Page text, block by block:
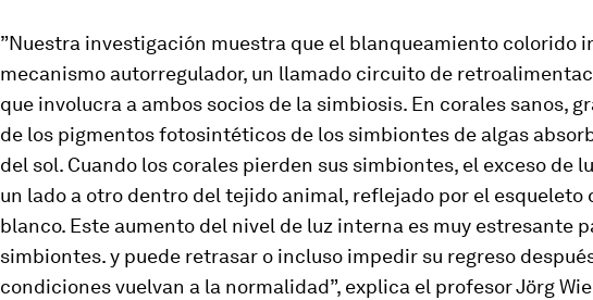
”Nuestra investigación muestra que el blanqueamiento colorido
mecanismo autorregulador, un llamado circuito de
que involucra a ambos socios de la simbiosis. En corales sanos,
de los pigmentos fotosintéticos de los simbiontes de algas
del sol. Cuando los corales pierden sus simbiontes, el exceso de
un lado a otro dentro del tejido animal, reflejado por el esqueleto
blanco. Este aumento del nivel de luz interna es muy estresante
simbiontes. y puede retrasar o incluso impedir su regreso
condiciones vuelvan a la normalidad”, explica el profesor Jörg